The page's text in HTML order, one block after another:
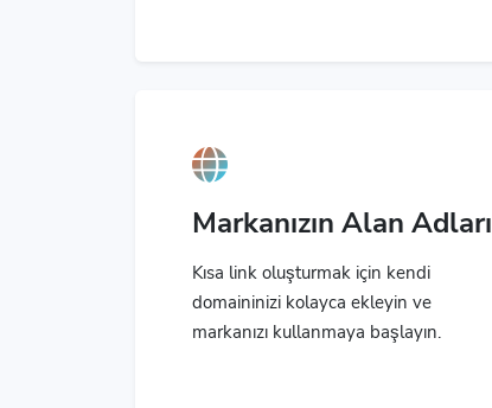
Markanızın Alan Adları
Kısa link oluşturmak için kendi
domaininizi kolayca ekleyin ve
markanızı kullanmaya başlayın.